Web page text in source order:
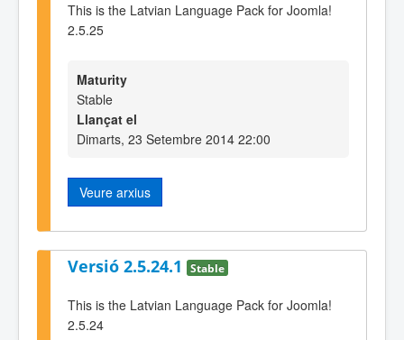
This is the Latvian Language Pack for Joomla!
2.5.25
Maturity
Stable
Llançat el
Dimarts, 23 Setembre 2014 22:00
Veure arxius
Versió 2.5.24.1 Stable
This is the Latvian Language Pack for Joomla!
2.5.24